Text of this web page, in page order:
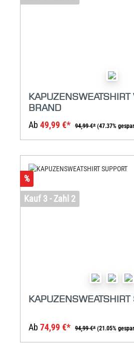
KAPUZENSWEATSHIRT
BRAND
Ab 49,99 €* 94,99 €* (47.37%
%
Kauf 3 - Zahl 2
KAPUZENSWEATSHIRT
Ab 74,99 €* 94,99 €* (21.05%